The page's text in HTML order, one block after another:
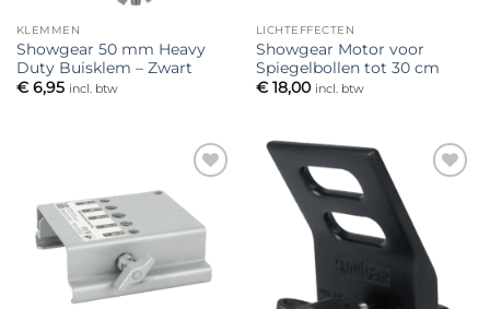
KLEMMEN
Showgear 50 mm Heavy
Duty Buisklem – Zwart
€6,95 incl. btw
LICHTEFFECTEN
Showgear Motor voor
Spiegelbollen tot 30 cm
€18,00 incl. btw
Toevoegen
aan
verlanglijst
Toevoegen
verlanglijst